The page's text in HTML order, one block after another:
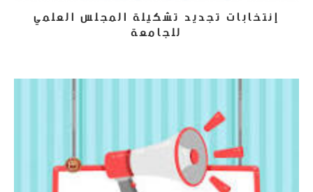
إنتخابات تجديد تشكيلة المجلس العلمي
للجامعة